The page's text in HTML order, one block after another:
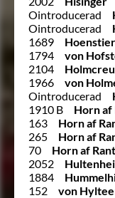
Ointroducerad
Ointroducerad
1689
1794
von
2104
1966
von
Ointroducerad
1910 B
Horn af
163
Horn af
265
Horn af
70
Horn af
2052
1884
152
von